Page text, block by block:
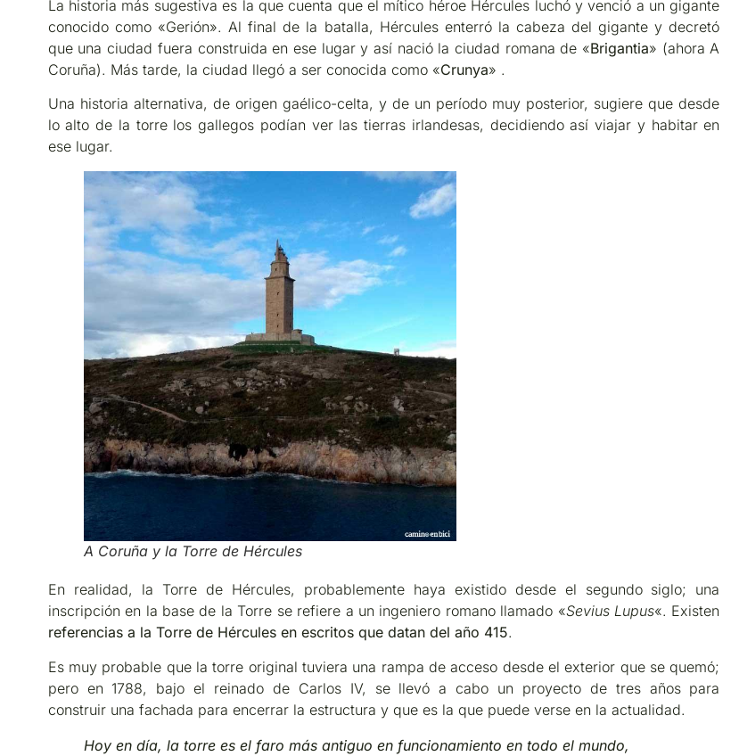
La historia más sugestiva es la que cuenta que el mítico héroe Hércules luchó y venció a un gigante
conocido como «Gerión». Al final de la batalla, Hércules enterró la cabeza del gigante y decretó
que una ciudad fuera construida en ese lugar y así nació la ciudad romana de «Brigantia» (ahora A
Coruña). Más tarde, la ciudad llegó a ser conocida como «Crunya» .
Una historia alternativa, de origen gaélico-celta, y de un período muy posterior, sugiere que desde
lo alto de la torre los gallegos podían ver las tierras irlandesas, decidiendo así viajar y habitar en
ese lugar.
A Coruña y la Torre de Hércules
En realidad, la Torre de Hércules, probablemente haya existido desde el segundo siglo; una
inscripción en la base de la Torre se refiere a un ingeniero romano llamado «Sevius Lupus«. Existen
referencias a la Torre de Hércules en escritos que datan del año 415.
Es muy probable que la torre original tuviera una rampa de acceso desde el exterior que se quemó;
pero en 1788, bajo el reinado de Carlos IV, se llevó a cabo un proyecto de tres años para
construir una fachada para encerrar la estructura y que es la que puede verse en la actualidad.
Hoy en día, la torre es el faro más antiguo en funcionamiento en todo el mundo,